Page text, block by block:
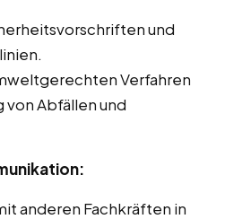
und
Verfahren
von Abfällen und
anderen Fachkräften in